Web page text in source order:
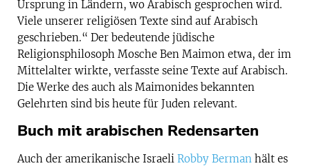
Ursprung in Ländern, wo Arabisch gesprochen wird.
Viele unserer religiösen Texte sind auf Arabisch
geschrieben.“ Der bedeutende jüdische
Religionsphilosoph Mosche Ben Maimon etwa, der im
Mittelalter wirkte, verfasste seine Texte auf Arabisch.
Die Werke des auch als Maimonides bekannten
Gelehrten sind bis heute für Juden relevant.
Buch mit arabischen Redensarten
Auch der amerikanische Israeli Robby Berman hält es